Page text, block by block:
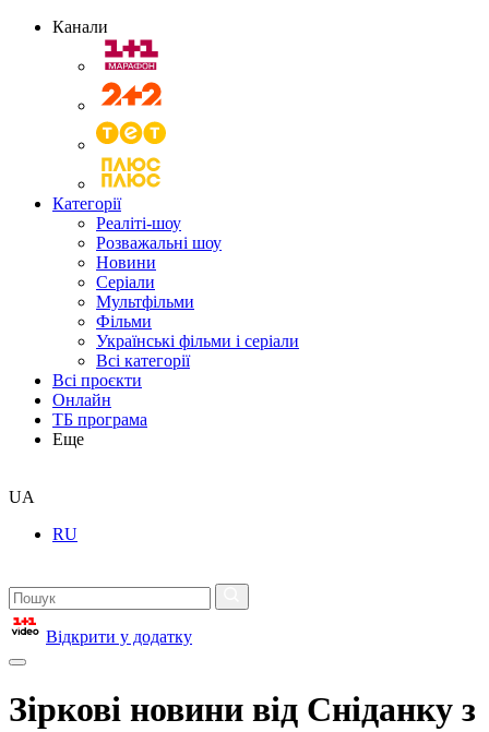
Канали
Категорії
Реаліті-шоу
Розважальні шоу
Новини
Серіали
Мультфільми
Фільми
Українські фільми і серіали
Всі категорії
Всі проєкти
Онлайн
ТБ програма
Еще
UA
RU
Відкрити у додатку
Зіркові новини від Сніданку з